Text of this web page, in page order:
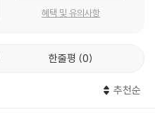
문제를 확실하게 이해하고 실
석', 오답의 개념이 무엇이 짚어주
와 관련된 심화 개념까지 학습할
혜택 및 유의사항
한줄평 0
추천순